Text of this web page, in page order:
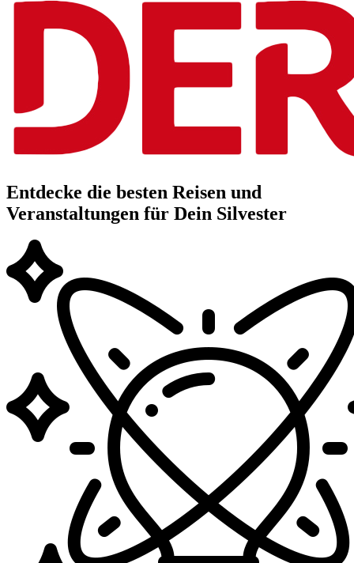
Entdecke die besten Reisen und
Veranstaltungen für Dein Silvester